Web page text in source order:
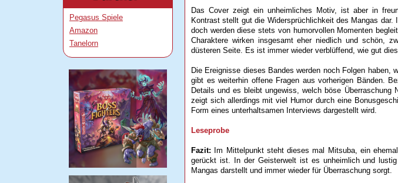
Pegasus Spiele
Amazon
Tanelorn
Das Cover zeigt ein unheimliches Motiv, ist aber in
Kontrast stellt gut die Widersprüchlichkeit des Mangas
doch werden diese stets von humorvollen Momenten
Charaktere wirken insgesamt eher niedlich und schön,
düsteren Seite. Es ist immer wieder verblüffend, wie gut
Die Ereignisse dieses Bandes werden noch Folgen haben,
gibt es weiterhin offene Fragen aus vorherigen Bänden.
Details und es bleibt ungewiss, welch böse Überraschung
zeigt sich allerdings mit viel Humor durch eine
Form eines unterhaltsamen Interviews dargestellt wird.
Leseprobe
Fazit: Im Mittelpunkt steht dieses mal Mitsuba, ein
gerückt ist. In der Geisterwelt ist es unheimlich und
Mangas darstellt und immer wieder für Überraschung sorgt.